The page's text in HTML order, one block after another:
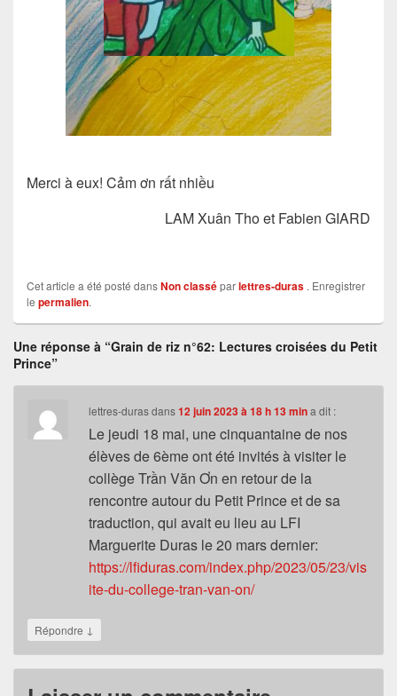
Merci à eux! Cảm ơn rất nhiều
LAM Xuân Tho et Fabien GIARD
Cet article a été posté dansNon classéparlettres-duras . Enregistrer
le permalien.
Une réponse à “Grain de riz n°62: Lectures croisées du Petit
Prince”
lettres-durasdans12 juin 2023 à 18 h 13 min a dit :
Le jeudi 18 mai, une cinquantaine de nos
élèves de 6ème ont été invités à visiter le
collège Trần Văn Ơn en retour de la
rencontre autour du Petit Prince et de sa
traduction, qui avait eu lieu au LFI
Marguerite Duras le 20 mars dernier:
https://lfiduras.com/index.php/2023/05/23/vis
ite-du-college-tran-van-on/
Répondre ↓